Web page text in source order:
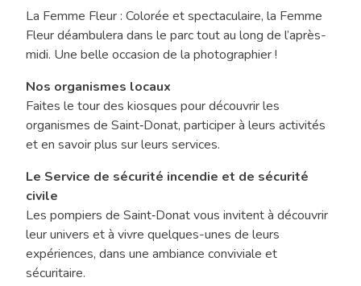
La Femme Fleur : Colorée et spectaculaire, la Femme
Fleur déambulera dans le parc tout au long de l’après-
midi. Une belle occasion de la photographier !
Nos organismes locaux
Faites le tour des kiosques pour découvrir les
organismes de Saint‑Donat, participer à leurs activités
et en savoir plus sur leurs services.
Le Service de sécurité incendie et de sécurité
civile
Les pompiers de Saint‑Donat vous invitent à découvrir
leur univers et à vivre quelques-unes de leurs
expériences, dans une ambiance conviviale et
sécuritaire.